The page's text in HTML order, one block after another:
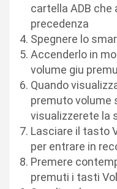
cartella ADB
precedenza
Spegnere lo
Accenderlo in
volume giu
Quando
premuto volume
visualizzerete la
Lasciare il tasto
per entrare in
Premere
premuti i tasti